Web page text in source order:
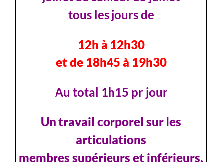
tous les jours de
12h à 12h30
et de 18h45 à 19h30
Au total 1h15 pr jour
Un travail corporel sur les
articulations
membres supérieurs et inférieurs,